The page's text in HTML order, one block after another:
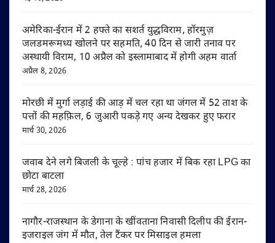
अमेरिका-ईरान में 2 हफ्ते का सशर्त युद्धविराम, हॉरमुज़
जलडमरूमध्य खोलने पर सहमति, 40 दिन से जारी तनाव पर
अस्थायी विराम, 10 अप्रैल को इस्लामाबाद में होगी अहम वार्ता
अप्रैल 8, 2026
मोरछी में मुर्गा लड़ाई की आड़ में चल रहा था जंगल में 52 ताश के
पत्तों की महफ़िल, 6 जुआरी पकड़े गए अन्य देखकर हुए फरार
मार्च 30, 2026
जवाब देने लगे बिजली के चूल्हे : पांच हजार में बिक रहा LPG का
छोटा बाटला
मार्च 28, 2026
नागौर-राजस्थान के डेगाना के खींवताना निवासी दिलीप की ईरान-
इजराइल जंग में मौत, तेल टैंकर पर मिसाइल हमला